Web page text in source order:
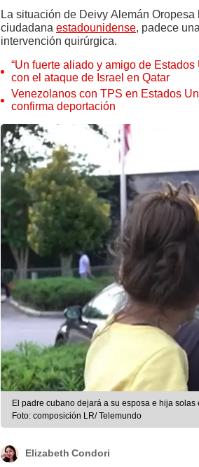
La situación de Deivy Alemán
ciudadana estadounidense, padece
intervención quirúrgica.
“Un fuerte aliado y amigo de
con el ataque de Israel en Qatar
Venezolanos con TPS en Estados
confirma deportación
El padre cubano dejará a su esposa e hija
Foto: composición LR/ Telemundo
Elizabeth Condori